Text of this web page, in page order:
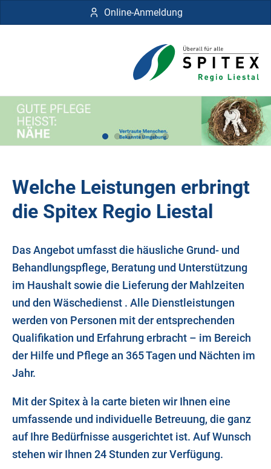
Online-Anmeldung
Welche Leistungen erbringt
die Spitex Regio Liestal
Das Angebot umfasst die häusliche Grund- und
Behandlungspflege, Beratung und Unterstützung
im Haushalt sowie die Lieferung der Mahlzeiten
und den Wäschedienst . Alle Dienstleistungen
werden von Personen mit der entsprechenden
Qualifikation und Erfahrung erbracht – im Bereich
der Hilfe und Pflege an 365 Tagen und Nächten im
Jahr.
Mit der Spitex à la carte bieten wir Ihnen eine
umfassende und individuelle Betreuung, die ganz
auf Ihre Bedürfnisse ausgerichtet ist. Auf Wunsch
stehen wir Ihnen 24 Stunden zur Verfügung.